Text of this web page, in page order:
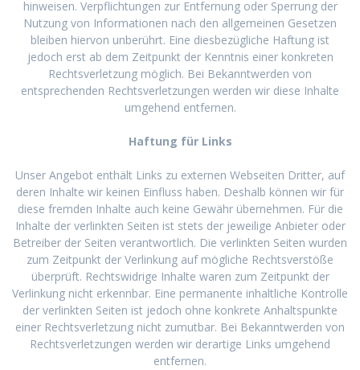
hinweisen. Verpflichtungen zur Entfernung oder Sperrung der
Nutzung von Informationen nach den allgemeinen Gesetzen
bleiben hiervon unberührt. Eine diesbezügliche Haftung ist
jedoch erst ab dem Zeitpunkt der Kenntnis einer konkreten
Rechtsverletzung möglich. Bei Bekanntwerden von
entsprechenden Rechtsverletzungen werden wir diese Inhalte
umgehend entfernen.
Haftung für Links
Unser Angebot enthält Links zu externen Webseiten Dritter, auf
deren Inhalte wir keinen Einfluss haben. Deshalb können wir für
diese fremden Inhalte auch keine Gewähr übernehmen. Für die
Inhalte der verlinkten Seiten ist stets der jeweilige Anbieter oder
Betreiber der Seiten verantwortlich. Die verlinkten Seiten wurden
zum Zeitpunkt der Verlinkung auf mögliche Rechtsverstöße
überprüft. Rechtswidrige Inhalte waren zum Zeitpunkt der
Verlinkung nicht erkennbar. Eine permanente inhaltliche Kontrolle
der verlinkten Seiten ist jedoch ohne konkrete Anhaltspunkte
einer Rechtsverletzung nicht zumutbar. Bei Bekanntwerden von
Rechtsverletzungen werden wir derartige Links umgehend
entfernen.